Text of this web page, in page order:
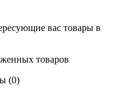
вас товары в
товаров
(0)